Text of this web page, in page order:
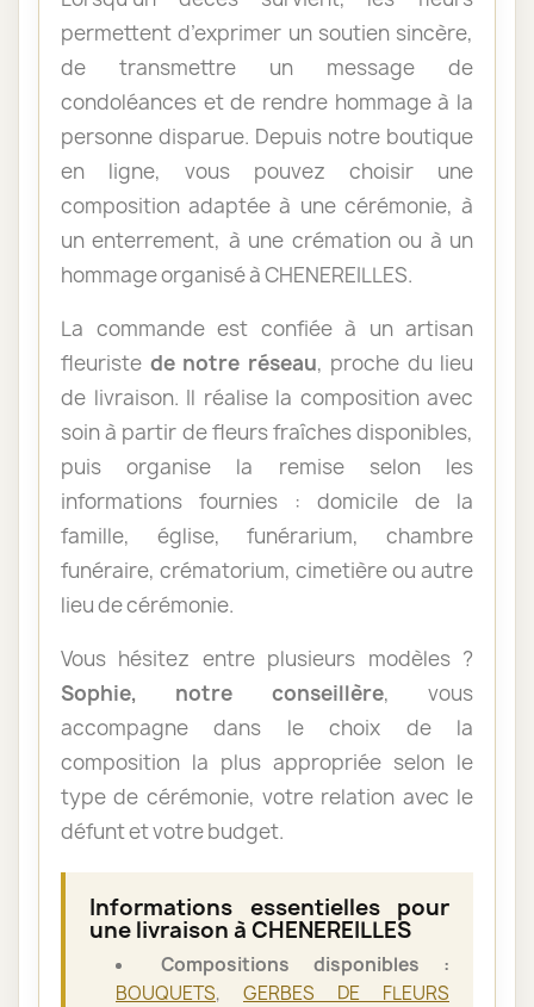
permettent d’exprimer un soutien sincère,
de transmettre un message de
condoléances et de rendre hommage à la
personne disparue. Depuis notre boutique
en ligne, vous pouvez choisir une
composition adaptée à une cérémonie, à
un enterrement, à une crémation ou à un
hommage organisé à CHENEREILLES.
La commande est confiée à un artisan
fleuriste de notre réseau, proche du lieu
de livraison. Il réalise la composition avec
soin à partir de fleurs fraîches disponibles,
puis organise la remise selon les
informations fournies : domicile de la
famille, église, funérarium, chambre
funéraire, crématorium, cimetière ou autre
lieu de cérémonie.
Vous hésitez entre plusieurs modèles ?
Sophie, notre conseillère, vous
accompagne dans le choix de la
composition la plus appropriée selon le
type de cérémonie, votre relation avec le
défunt et votre budget.
Informations essentielles pour
une livraison à CHENEREILLES
Compositions disponibles :
BOUQUETS, GERBES DE FLEURS